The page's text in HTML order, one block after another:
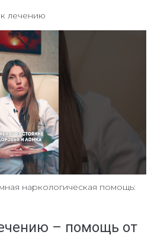
наркологическая помощь:
– помощь от